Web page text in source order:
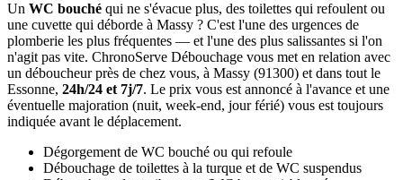
Un WC bouché qui ne s'évacue plus, des toilettes qui refoulent ou
une cuvette qui déborde à Massy ? C'est l'une des urgences de
plomberie les plus fréquentes — et l'une des plus salissantes si l'on
n'agit pas vite. ChronoServe Débouchage vous met en relation avec
un déboucheur près de chez vous, à Massy (91300) et dans tout le
Essonne, 24h/24 et 7j/7. Le prix vous est annoncé à l'avance et une
éventuelle majoration (nuit, week-end, jour férié) vous est toujours
indiquée avant le déplacement.
Dégorgement de WC bouché ou qui refoule
Débouchage de toilettes à la turque et de WC suspendus